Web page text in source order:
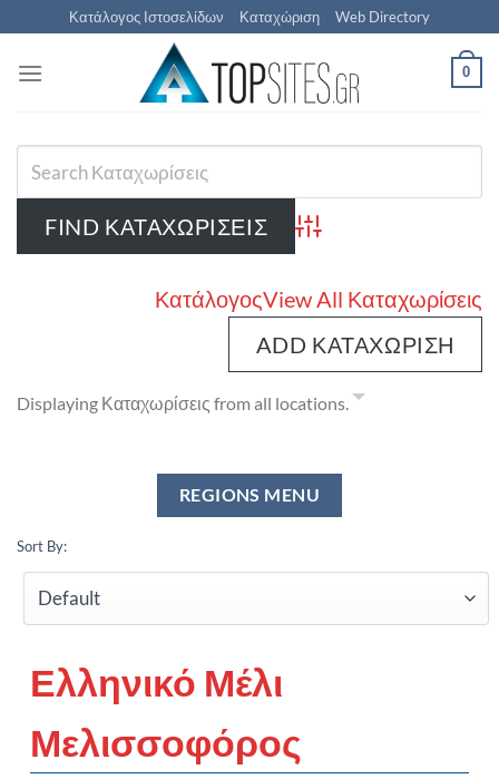
Μετάβαση
στο
περιεχόμενο
Κατάλογος Ιστοσελίδων Καταχώριση Web Directory
0
Advanced Search
ΚατάλογοςView All Καταχωρίσεις
ADD ΚΑΤΑΧΏΡΙΣΗ
Displaying Καταχωρίσεις from all locations.
Sort By:
Ελληνικό Μέλι
Μελισσοφόρος